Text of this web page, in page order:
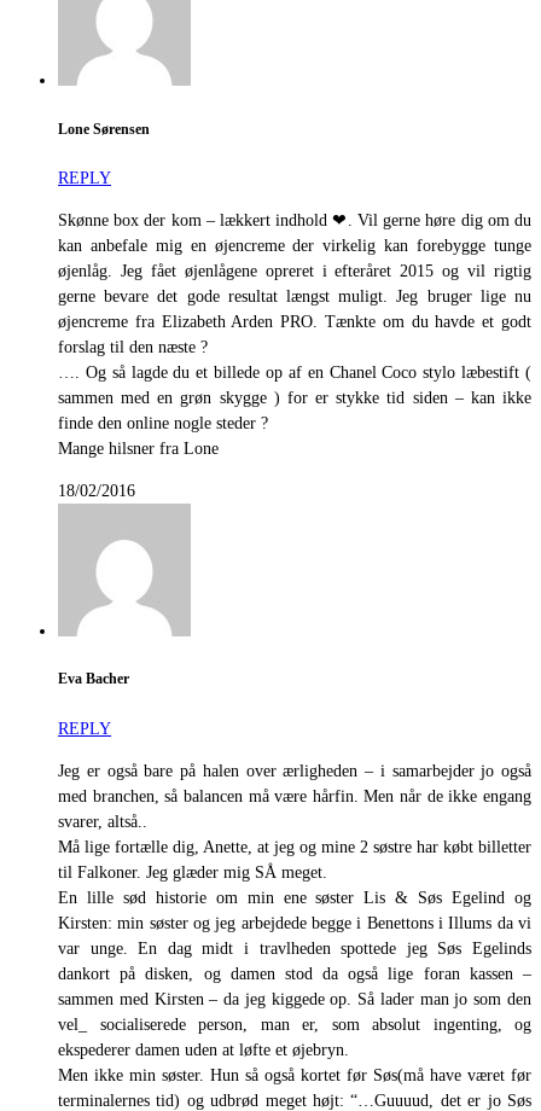
Lone Sørensen
REPLY
Skønne box der kom – lækkert indhold ❤. Vil gerne høre dig om du
kan anbefale mig en øjencreme der virkelig kan forebygge tunge
øjenlåg. Jeg fået øjenlågene opreret i efteråret 2015 og vil rigtig
gerne bevare det gode resultat længst muligt. Jeg bruger lige nu
øjencreme fra Elizabeth Arden PRO. Tænkte om du havde et godt
forslag til den næste ?
…. Og så lagde du et billede op af en Chanel Coco stylo læbestift (
sammen med en grøn skygge ) for er stykke tid siden – kan ikke
finde den online nogle steder ?
Mange hilsner fra Lone
18/02/2016
Eva Bacher
REPLY
Jeg er også bare på halen over ærligheden – i samarbejder jo også
med branchen, så balancen må være hårfin. Men når de ikke engang
svarer, altså..
Må lige fortælle dig, Anette, at jeg og mine 2 søstre har købt billetter
til Falkoner. Jeg glæder mig SÅ meget.
En lille sød historie om min ene søster Lis & Søs Egelind og
Kirsten: min søster og jeg arbejdede begge i Benettons i Illums da vi
var unge. En dag midt i travlheden spottede jeg Søs Egelinds
dankort på disken, og damen stod da også lige foran kassen –
sammen med Kirsten – da jeg kiggede op. Så lader man jo som den
vel_ socialiserede person, man er, som absolut ingenting, og
ekspederer damen uden at løfte et øjebryn.
Men ikke min søster. Hun så også kortet før Søs(må have været før
terminalernes tid) og udbrød meget højt: “…Guuuud, det er jo Søs